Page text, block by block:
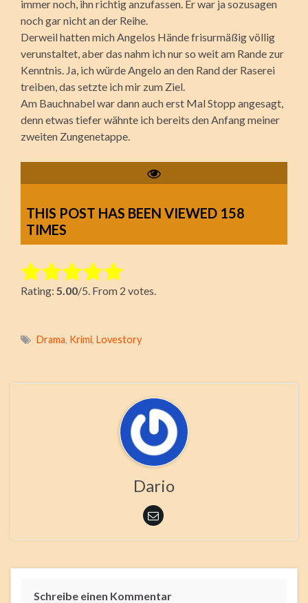
immer noch, ihn richtig anzufassen. Er war ja sozusagen
noch gar nicht an der Reihe.
Derweil hatten mich Angelos Hände frisurmäßig völlig
verunstaltet, aber das nahm ich nur so weit am Rande zur
Kenntnis. Ja, ich würde Angelo an den Rand der Raserei
treiben, das setzte ich mir zum Ziel.
Am Bauchnabel war dann auch erst Mal Stopp angesagt,
denn etwas tiefer wähnte ich bereits den Anfang meiner
zweiten Zungenetappe.
THIS POST HAS BEEN VIEWED 158
TIMES
Rate this item:
Submit Rating
Rating: 5.00/5. From 2 votes.
Drama, Krimi, Lovestory
Dario
Schreibe einen Kommentar